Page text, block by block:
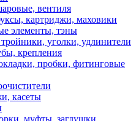
вентиля
картриджи, маховики
элементы, тэны
уголки, удлинители
крепления
пробки, фитинговые
касеты
муфты, заглушки,